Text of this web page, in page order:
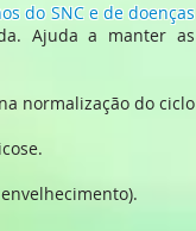
do SNC e de doenças
Ajuda a manter as
normalização do ciclo